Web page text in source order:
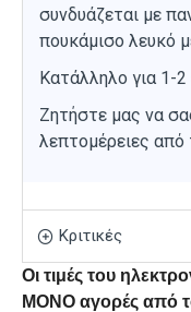
συνδυάζεται με
πουκάμισο λευκό
Κατάλληλο για 1-
Ζητήστε μας να
λεπτομέρειες από
Κριτικές
Οι τιμές του
ΜΟΝΟ αγορές από